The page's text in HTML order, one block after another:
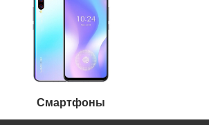
Смартфоны